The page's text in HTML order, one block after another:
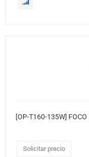
[OP-T160-135W]
Solicitar precio